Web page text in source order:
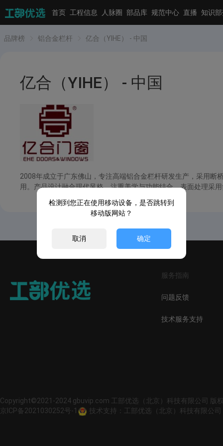
首页 工程信息 人脉圈 部品库 规范中心 直播 知识
品牌榜 铝合金栏杆 亿合（YIHE） - 中国
亿合（YIHE） - 中国
2008年成立于广东佛山，专注高端铝合金栏杆研发生产，采用
用。产品设计融合现代风格，注重美学与功能结合，表面处理采
服务指南
问题反馈
技术服务支持
Copyright©2021-2024 gbuvip.com 工部优选（北京）科技有限公司 版
京ICP备2021030252号-1
技术支持：工部优选（北京）科技有限公司
检测到您正在使用移动设备，是否跳转到
移动版网站？
取消 确定